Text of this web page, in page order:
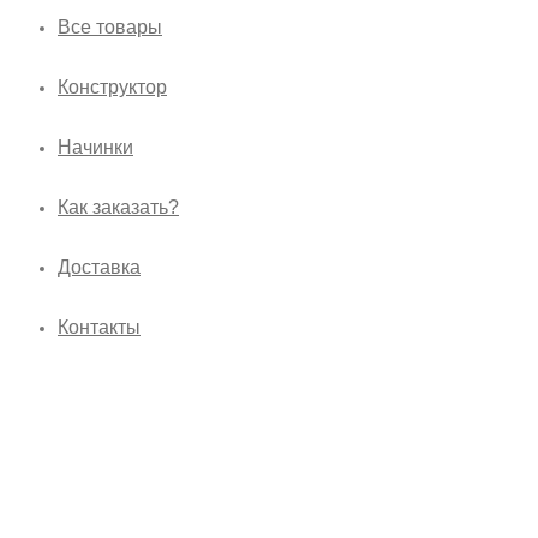
Все товары
Конструктор
Начинки
Как заказать?
Доставка
Контакты